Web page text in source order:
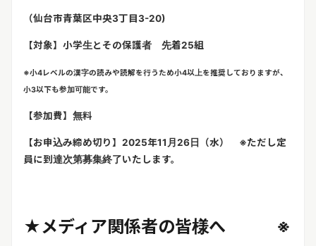
（仙台市青葉区中央3丁目3-20)
【対象】小学生とその保護者 先着25組
※小4レベルの漢字の読みや読解を行うため小4以上を推奨しておりますが、
小3以下も参加可能です。
【参加費】無料
【お申込み締め切り】 2025年11 月 26日（水） ※ただし定
員に到達次第募集終了いたします。
★メディア関係者の皆様へ
※